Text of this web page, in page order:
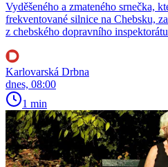
Vyděšeného a zmateného srnečka,
frekventované silnice na Chebsku,
z chebského dopravního
Karlovarská Drbna
dnes, 08:00
1 min